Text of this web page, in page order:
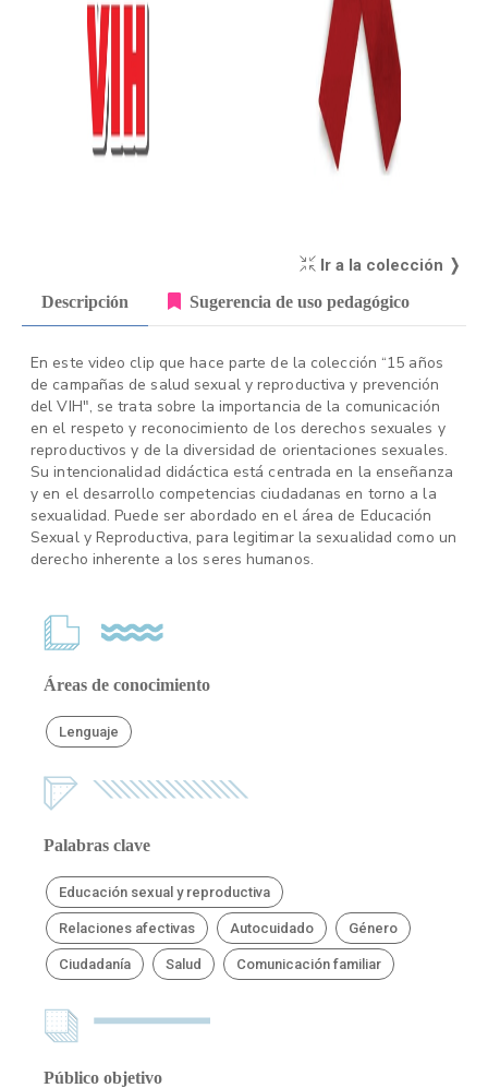
Ir a la colección ❭
Descripción Sugerencia de uso pedagógico
En este video clip que hace parte de la colección “15 años
de campañas de salud sexual y reproductiva y prevención
del VIH", se trata sobre la importancia de la comunicación
en el respeto y reconocimiento de los derechos sexuales y
reproductivos y de la diversidad de orientaciones sexuales.
Su intencionalidad didáctica está centrada en la enseñanza
y en el desarrollo competencias ciudadanas en torno a la
sexualidad. Puede ser abordado en el área de Educación
Sexual y Reproductiva, para legitimar la sexualidad como un
derecho inherente a los seres humanos.
Áreas de conocimiento
Lenguaje
Palabras clave
Educación sexual y reproductiva
Relaciones afectivas Autocuidado Género
Ciudadanía Salud Comunicación familiar
Público objetivo